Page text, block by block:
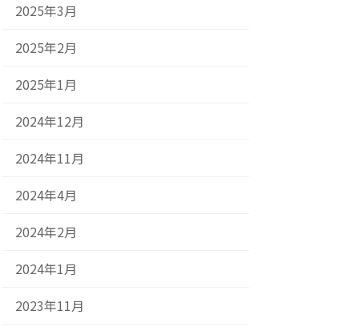
2025年3月
2025年2月
2025年1月
2024年12月
2024年11月
2024年4月
2024年2月
2024年1月
2023年11月